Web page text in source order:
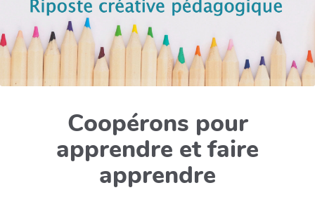
Coopérons pour
apprendre et faire
apprendre